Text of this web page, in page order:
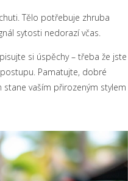
Tělo potřebuje zhruba
sytosti nedorazí včas.
si úspěchy – třeba že jste
Pamatujte, dobré
stane vaším přirozeným stylem